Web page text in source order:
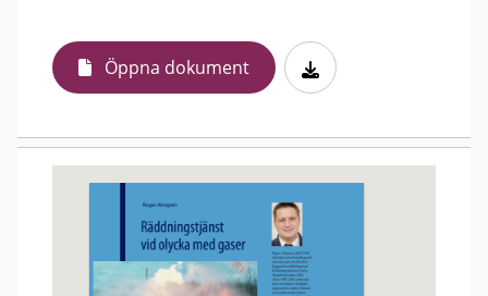
Öppna dokument